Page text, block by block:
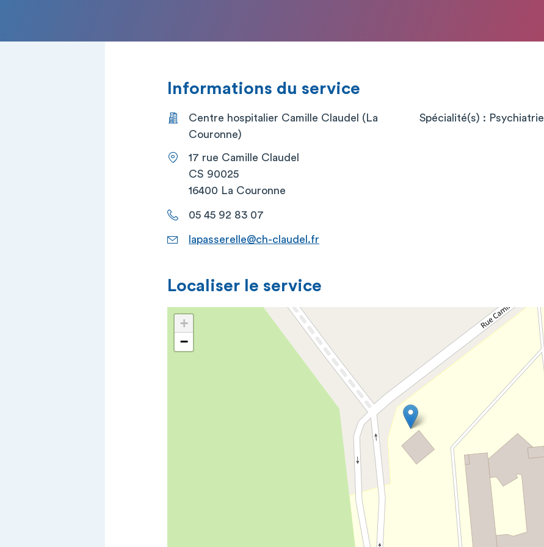
Informations du service
Centre hospitalier Camille Claudel (La
Couronne)
17 rue Camille Claudel
CS 90025
16400 La Couronne
05 45 92 83 07
lapasserelle@ch-claudel.fr
Spécialité(s) : Psychiatrie
Localiser le service
+
−